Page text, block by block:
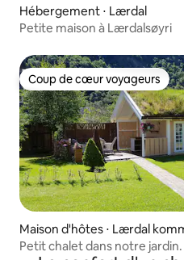
Hébergement ⋅ Lærdal
Petite maison à Lærdalsøyri
Coup de cœur voyageurs
Coup de cœur voyageurs
Maison d'hôtes ⋅ Lærdal
Petit chalet dans notre jardin.